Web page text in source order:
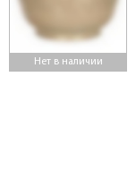
Нет в наличии